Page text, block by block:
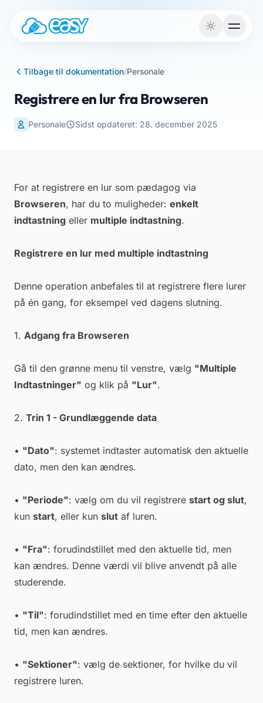
Tilbage til dokumentation/Personale
Registrere en lur fra Browseren
Personale Sidst opdateret: 28. december 2025
For at registrere en lur som pædagog via
Browseren, har du to muligheder: enkelt
indtastning eller multiple indtastning.
Registrere en lur med multiple indtastning
Denne operation anbefales til at registrere flere lurer
på én gang, for eksempel ved dagens slutning.
1. Adgang fra Browseren
Gå til den grønne menu til venstre, vælg "Multiple
Indtastninger" og klik på "Lur".
2. Trin 1 - Grundlæggende data
• "Dato": systemet indtaster automatisk den aktuelle
dato, men den kan ændres.
• "Periode": vælg om du vil registrere start og slut,
kun start, eller kun slut af luren.
• "Fra": forudindstillet med den aktuelle tid, men
kan ændres. Denne værdi vil blive anvendt på alle
studerende.
• "Til": forudindstillet med en time efter den aktuelle
tid, men kan ændres.
• "Sektioner": vælg de sektioner, for hvilke du vil
registrere luren.